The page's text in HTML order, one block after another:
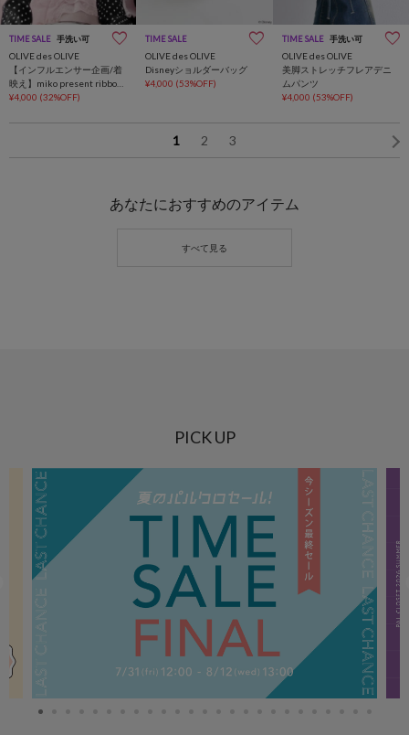
TIME SALE 手洗い可
OLIVE des OLIVE
【インフルエンサー企画/着
映え】miko present ribbon
tops
¥4,000 (32%OFF)
TIME SALE
OLIVE des OLIVE
Disneyショルダーバッグ
¥4,000 (53%OFF)
TIME SALE 手洗い可
OLIVE des OLIVE
美脚ストレッチフレアデニ
ムパンツ
¥4,000 (53%OFF)
1 2 3
あなたにおすすめのアイテム
PICK UP